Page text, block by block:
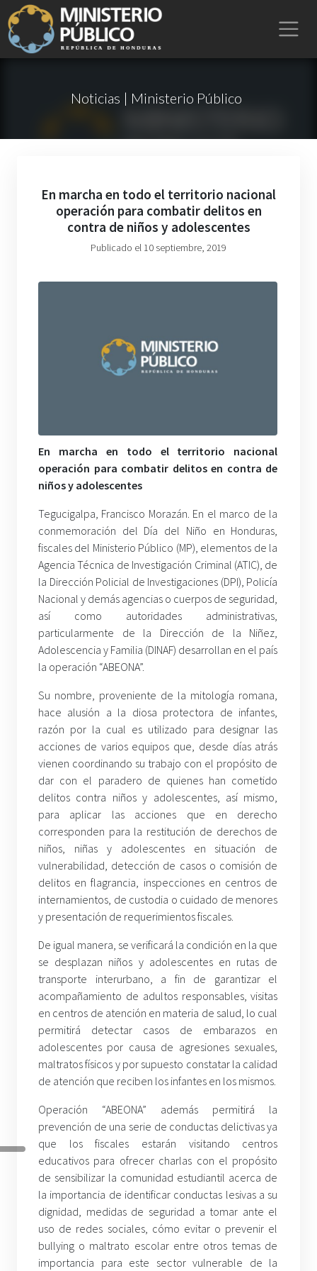
Noticias | Ministerio Público
En marcha en todo el territorio nacional
operación para combatir delitos en
contra de niños y adolescentes
Publicado el 10 septiembre, 2019
En marcha en todo el territorio nacional
operación para combatir delitos en contra de
niños y adolescentes
Tegucigalpa, Francisco Morazán. En el marco de la
conmemoración del Día del Niño en Honduras,
fiscales del Ministerio Público (MP), elementos de la
Agencia Técnica de Investigación Criminal (ATIC), de
la Dirección Policial de Investigaciones (DPI), Policía
Nacional y demás agencias o cuerpos de seguridad,
así como autoridades administrativas,
particularmente de la Dirección de la Niñez,
Adolescencia y Familia (DINAF) desarrollan en el país
la operación “ABEONA”.
Su nombre, proveniente de la mitología romana,
hace alusión a la diosa protectora de infantes,
razón por la cual es utilizado para designar las
acciones de varios equipos que, desde días atrás
vienen coordinando su trabajo con el propósito de
dar con el paradero de quienes han cometido
delitos contra niños y adolescentes, así mismo,
para aplicar las acciones que en derecho
corresponden para la restitución de derechos de
niños, niñas y adolescentes en situación de
vulnerabilidad, detección de casos o comisión de
delitos en flagrancia, inspecciones en centros de
internamientos, de custodia o cuidado de menores
y presentación de requerimientos fiscales.
De igual manera, se verificará la condición en la que
se desplazan niños y adolescentes en rutas de
transporte interurbano, a fin de garantizar el
acompañamiento de adultos responsables, visitas
en centros de atención en materia de salud, lo cual
permitirá detectar casos de embarazos en
adolescentes por causa de agresiones sexuales,
maltratos físicos y por supuesto constatar la calidad
de atención que reciben los infantes en los mismos.
Operación “ABEONA” además permitirá la
prevención de una serie de conductas delictivas ya
que los fiscales estarán visitando centros
educativos para ofrecer charlas con el propósito
de sensibilizar la comunidad estudiantil acerca de
la importancia de identificar conductas lesivas a su
dignidad, medidas de seguridad a tomar ante el
uso de redes sociales, cómo evitar o prevenir el
bullying o maltrato escolar entre otros temas de
importancia para este sector vulnerable de la